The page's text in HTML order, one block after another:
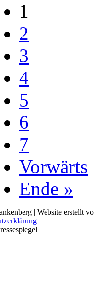
1
2
3
4
5
6
7
Vorwärts
Ende »
| Website erstellt